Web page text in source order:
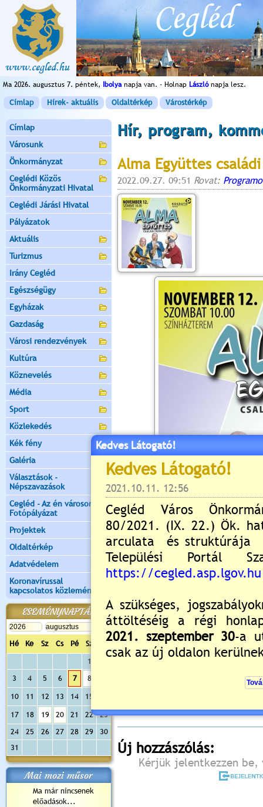
Ma 2026. augusztus 7. péntek, Ibolyanapja van. - Holnap Lászlónapja lesz.
Címlap Hírek- aktuális Oldaltérkép Várostérkép
Címlap
Városunk
Önkormányzat
Ceglédi Közös
Önkormányzati Hivatal
Ceglédi Járási Hivatal
Pályázatok
Aktuális
Turizmus
Irány Cegléd
Egészségügy
Egyházak
Gazdaság
Városi rendezvények
Kultúra
Köznevelés
Média
Sport
Közlekedés
Kék fény
Galéria
Választások -
Népszavazások
Cegléd - Az én városom -
Fotópályázat
Projektek
Oldaltérkép
Adatvédelem
Koronavírussal
kapcsolatos közlemények
ESEMÉNYNAPTÁR
Hé Ke Sz Cs Pé Sz
Va
1
3
4 5 6 7 8
10 11 12 13 14 15
17 18 19 20 21 22
23
24
25 26 27 28 29
30
31
Mai mozi műsor
Ma már nincsenek
előadások...
Hír, program,
Alma Együttes
2022.09.27. 09:51 Rovat:
Még nincsenek hozzászólások
Új hozzászólás:
Kérjük jelentkezzen be,
Kedves Látogató!